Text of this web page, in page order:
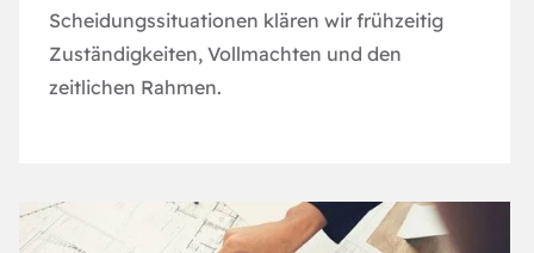
Scheidungssituationen klären wir frühzeitig
Zuständigkeiten, Vollmachten und den
zeitlichen Rahmen.